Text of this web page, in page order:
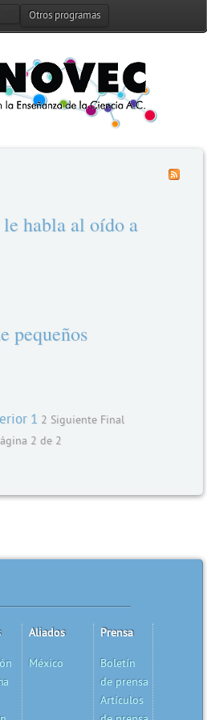
Otros programas
habla al oído a
pequeños
1 2 Siguiente Final
2 de 2
Aliados
México
Prensa
Boletín
de prensa
Artículos